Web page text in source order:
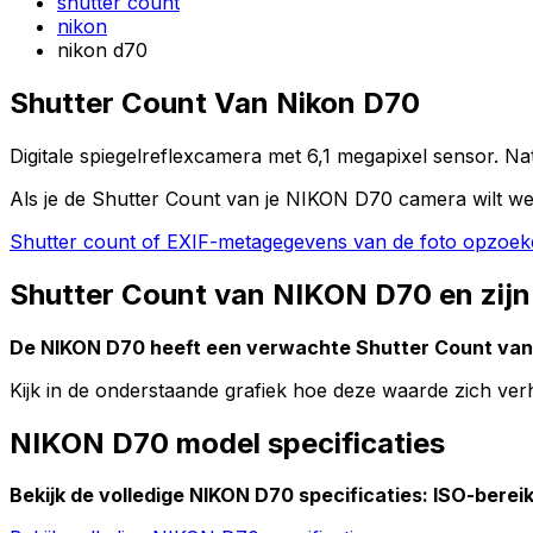
nikon
nikon d70
Shutter Count Van Nikon D70
Digitale spiegelreflexcamera met 6,1 megapixel sensor.
Als je de Shutter Count van je NIKON D70 camera wilt
Shutter count of EXIF-metagegevens van de foto
Shutter Count van NIKON D70 en
De NIKON D70 heeft een verwachte Shutter Count
Kijk in de onderstaande grafiek hoe deze waarde zich
NIKON D70 model specificaties
Bekijk de volledige NIKON D70 specificaties: ISO-